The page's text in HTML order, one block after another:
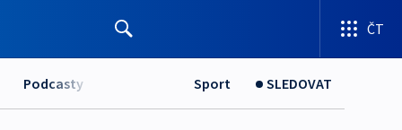
ČT
Podcasty Sport SLEDOVAT